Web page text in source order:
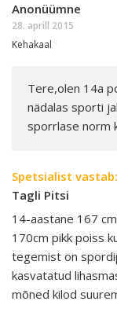
Anonüümne
28. aprill 2015
Kehakaal
Tere,olen 14a
nädalas sporti
sporrlase norm
Spetsialist vastab:
Tagli Pitsi
14-aastane 167
170cm pikk poiss
tegemist on
kasvatatud
mõned kilod